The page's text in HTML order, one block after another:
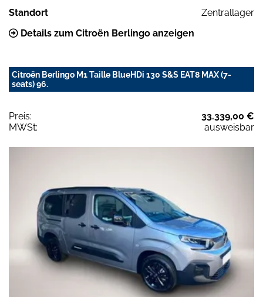
Standort
Zentrallager
Details zum Citroën Berlingo anzeigen
Citroën Berlingo M1 Taille BlueHDi 130 S&S EAT8 MAX (7-
seats) 96.
Preis:
33.339,00 €
MWSt:
ausweisbar